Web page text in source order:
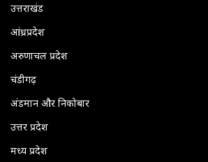
उत्तराखंड
आंध्रप्रदेश
अरुणाचल प्रदेश
चंडीगढ़
अंडमान और निकोबार
उत्तर प्रदेश
मध्य प्रदेश